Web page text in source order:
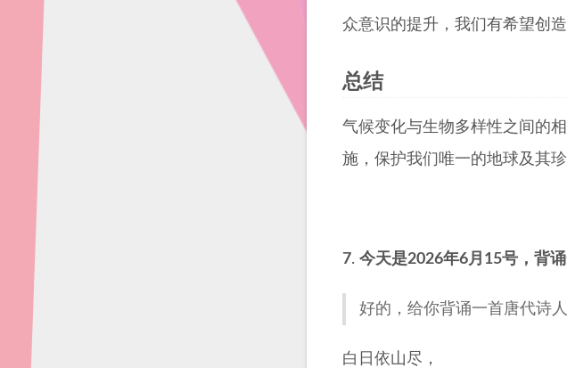
众意识的提升，我们有希望创
总结
气候变化与生物多样性之间的
施，保护我们唯一的地球及其
7. 今天是2026年6月15号，背诵
好的，给你背诵一首唐代诗
白日依山尽，